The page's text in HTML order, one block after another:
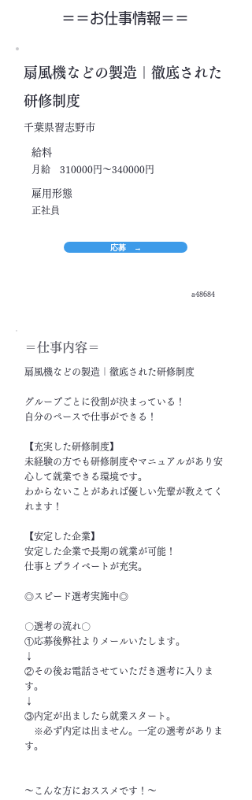
＝＝​お仕事情報＝＝
扇風機などの製造｜徹底された
研修制度
千葉県習志野市
​給料
月給 310000円～340000円
​雇用形態
正社員
応募 →
a48684
＝​仕事内容＝
扇風機などの製造｜徹底された研修制度
グループごとに役割が決まっている！
自分のペースで仕事ができる！
【充実した研修制度】
未経験の方でも研修制度やマニュアルがあり安
心して就業できる環境です。
わからないことがあれば優しい先輩が教えてく
れます！
【安定した企業】
安定した企業で長期の就業が可能！
仕事とプライベートが充実。
◎スピード選考実施中◎
〇選考の流れ〇
①応募後弊社よりメールいたします。
↓
②その後お電話させていただき選考に入りま
す。
↓
③内定が出ましたら就業スタート。
※必ず内定は出ません。一定の選考がありま
す。
～こんな方におススメです！～